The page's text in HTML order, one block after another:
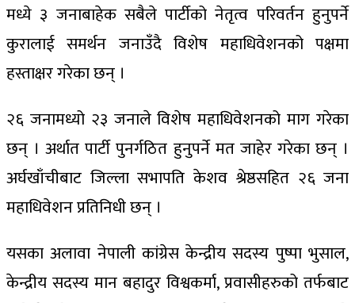
मध्ये ३ जनाबाहेक सबैले पार्टीको नेतृत्व परिवर्तन हुनुपर्ने
कुरालाई समर्थन जनाउँदै विशेष महाधिवेशनको पक्षमा
हस्ताक्षर गरेका छन् ।
२६ जनामध्यो २३ जनाले विशेष महाधिवेशनको माग गरेका
छन् । अर्थात पार्टी पुनर्गठित हुनुपर्ने मत जाहेर गरेका छन् ।
अर्घखाँचीबाट जिल्ला सभापति केशव श्रेष्ठसहित २६ जना
महाधिवेशन प्रतिनिधी छन् ।
यसका अलावा नेपाली कांग्रेस केन्द्रीय सदस्य पुष्पा भुसाल,
केन्द्रीय सदस्य मान बहादुर विश्वकर्मा, प्रवासीहरुको तर्फबाट